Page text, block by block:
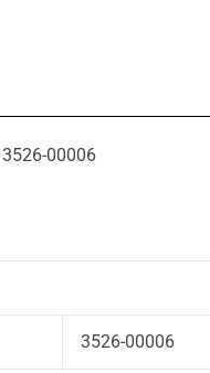
3526-00006
3526-00006